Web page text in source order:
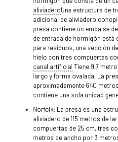
aliviaderoUna estructura de
adicional de aliviadero
presa contiene un embalse
de entrada de hormigón está
para residuos, una sección
hielo con tres compuertas
canal artificial Tiene 9,7
largo y forma ovalada. La
aproximadamente 640
contiene una sola unidad
Norfolk: La presa es una
aliviadero de 115 metros de
compuertas de 25 cm, tres
metros de ancho por 3